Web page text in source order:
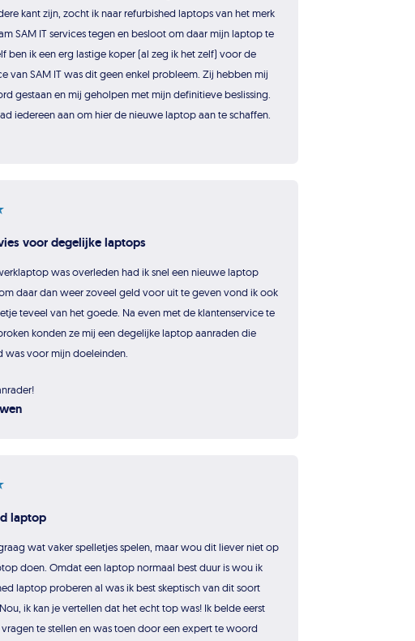
kant zijn, zocht ik naar refurbished laptops van het merk
SAM IT services tegen en besloot om daar mijn laptop te
ben ik een erg lastige koper (al zeg ik het zelf) voor de
van SAM IT was dit geen enkel probleem. Zij hebben mij
gestaan en mij geholpen met mijn definitieve beslissing.
iedereen aan om hier de nieuwe laptop aan te schaffen.
voor degelijke laptops
was overleden had ik snel een nieuwe laptop
daar dan weer zoveel geld voor uit te geven vond ik ook
teveel van het goede. Na even met de klantenservice te
konden ze mij een degelijke laptop aanraden die
was voor mijn doeleinden.
laptop
wat vaker spelletjes spelen, maar wou dit liever niet op
doen. Omdat een laptop normaal best duur is wou ik
laptop proberen al was ik best skeptisch van dit soort
ik kan je vertellen dat het echt top was! Ik belde eerst
te stellen en was toen door een expert te woord